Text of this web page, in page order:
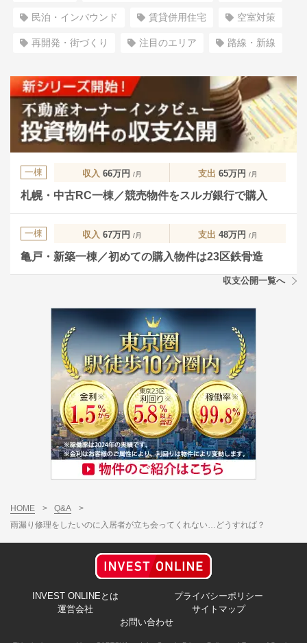
民泊・インバウンド 賃貸併用住宅 空室対策
再開発・街づくり 注目のエリア 路線・新線
一棟 収入 66万円 /月 支出 65万円 /月
札幌・中古RC一棟／競売物件をスルガ銀行で購入
一棟 収入 67万円 /月 支出 48万円 /月
亀戸・新築一棟／初めての購入物件は23区鉄骨造
収支公開一覧へ
HOME > Q&A
>
雨漏り修理をしたいのに入居者が立ち会ってくれない…どうすれば？
INVEST ONLINEとは
プライバシーポリシー
運営会社
サイトマップ
お問い合わせ